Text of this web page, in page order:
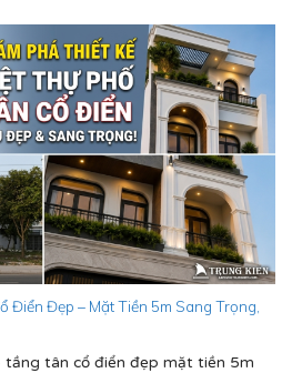
Điển Đẹp – Mặt Tiền 5m Sang Trọng,
tầng tân cổ điển đẹp mặt tiền 5m